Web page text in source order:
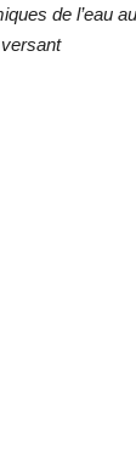
de l’eau